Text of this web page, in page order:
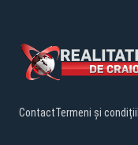
ContactTermeni și condiții